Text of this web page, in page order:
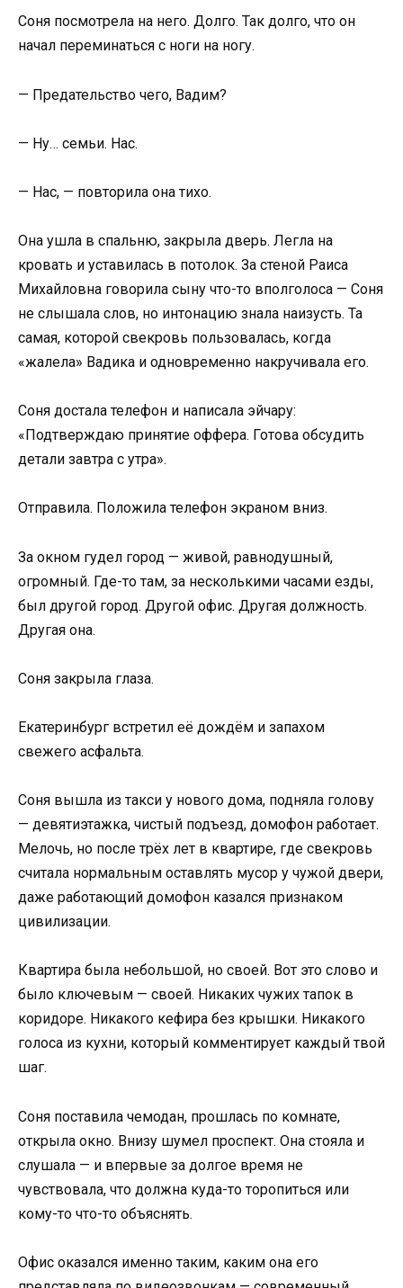
Соня посмотрела на него. Долго. Так долго, что он
начал переминаться с ноги на ногу.
— Предательство чего, Вадим?
— Ну… семьи. Нас.
— Нас, — повторила она тихо.
Она ушла в спальню, закрыла дверь. Легла на
кровать и уставилась в потолок. За стеной Раиса
Михайловна говорила сыну что-то вполголоса — Соня
не слышала слов, но интонацию знала наизусть. Та
самая, которой свекровь пользовалась, когда
«жалела» Вадика и одновременно накручивала его.
Соня достала телефон и написала эйчару:
«Подтверждаю принятие оффера. Готова обсудить
детали завтра с утра».
Отправила. Положила телефон экраном вниз.
За окном гудел город — живой, равнодушный,
огромный. Где-то там, за несколькими часами езды,
был другой город. Другой офис. Другая должность.
Другая она.
Соня закрыла глаза.
Екатеринбург встретил её дождём и запахом
свежего асфальта.
Соня вышла из такси у нового дома, подняла голову
— девятиэтажка, чистый подъезд, домофон работает.
Мелочь, но после трёх лет в квартире, где свекровь
считала нормальным оставлять мусор у чужой двери,
даже работающий домофон казался признаком
цивилизации.
Квартира была небольшой, но своей. Вот это слово и
было ключевым — своей. Никаких чужих тапок в
коридоре. Никакого кефира без крышки. Никакого
голоса из кухни, который комментирует каждый твой
шаг.
Соня поставила чемодан, прошлась по комнате,
открыла окно. Внизу шумел проспект. Она стояла и
слушала — и впервые за долгое время не
чувствовала, что должна куда-то торопиться или
кому-то что-то объяснять.
Офис оказался именно таким, каким она его